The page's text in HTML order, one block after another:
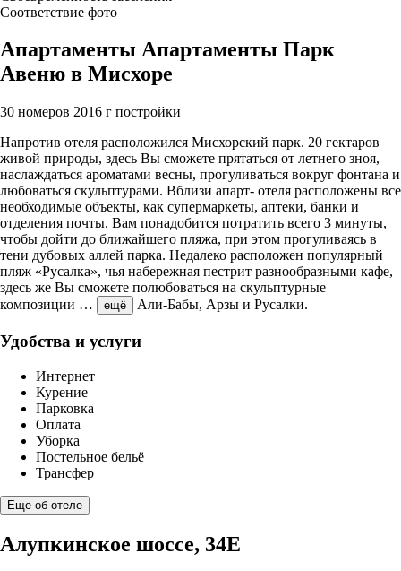
Соответствие фото
Апартаменты Апартаменты Парк
Авеню в Мисхоре
30 номеров 2016 г постройки
Напротив отеля расположился Мисхорский парк. 20 гектаров
живой природы, здесь Вы сможете прятаться от летнего зноя,
наслаждаться ароматами весны, прогуливаться вокруг фонтана и
любоваться скульптурами. Вблизи апарт- отеля расположены все
необходимые объекты, как супермаркеты, аптеки, банки и
отделения почты. Вам понадобится потратить всего 3 минуты,
чтобы дойти до ближайшего пляжа, при этом прогуливаясь в
тени дубовых аллей парка. Недалеко расположен популярный
пляж «Русалка», чья набережная пестрит разнообразными кафе,
здесь же Вы сможете полюбоваться на скульптурные
композиции … ещё Али-Бабы, Арзы и Русалки.
Удобства и услуги
Интернет
Курение
Парковка
Оплата
Уборка
Постельное бельё
Трансфер
Еще об отеле
Алупкинское шоссе, 34Е